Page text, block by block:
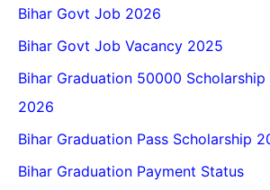
Bihar Govt Job 2026
Bihar Govt Job Vacancy 2025
Bihar Graduation 50000
2026
Bihar Graduation Pass Scholarship
Bihar Graduation Payment Status